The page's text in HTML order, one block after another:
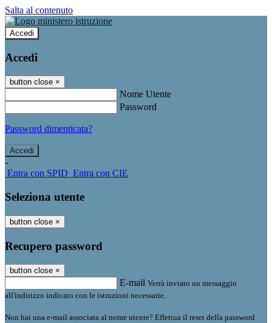
Salta al contenuto
Accedi
Accedi
button close ×
Nome Utente
Password
Password dimenticata?
-
Entra con SPID Entra con CIE
Seleziona utente
button close ×
Recupero password
button close ×
E-mail Verrà inviato un messaggio
all'indirizzo indicato con le istruzioni necessarie.
Non hai una e-mail associata al nome utente? Effettua il reset della password